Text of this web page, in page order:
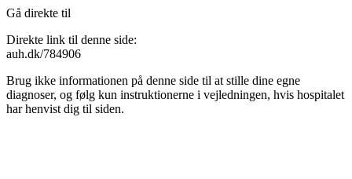
Gå direkte til
Direkte link til denne side:
auh.dk/784906
Brug ikke informationen på denne side til at stille dine egne
diagnoser, og følg kun instruktionerne i vejledningen, hvis hospitalet
har henvist dig til siden.